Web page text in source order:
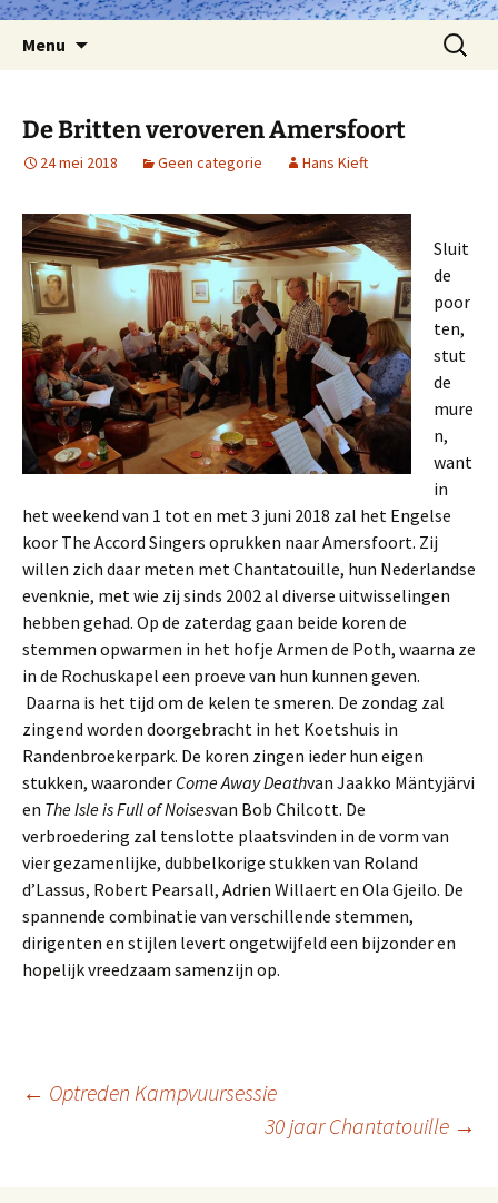
Menu
Zoeken
naar:
De Britten veroveren Amersfoort
24 mei 2018 Geen categorie Hans Kieft
Sluit
de
poor
ten,
stut
de
mure
n,
want
in
het weekend van 1 tot en met 3 juni 2018 zal het Engelse
koor The Accord Singers oprukken naar Amersfoort. Zij
willen zich daar meten met Chantatouille, hun Nederlandse
evenknie, met wie zij sinds 2002 al diverse uitwisselingen
hebben gehad. Op de zaterdag gaan beide koren de
stemmen opwarmen in het hofje Armen de Poth, waarna ze
in de Rochuskapel een proeve van hun kunnen geven.
Daarna is het tijd om de kelen te smeren. De zondag zal
zingend worden doorgebracht in het Koetshuis in
Randenbroekerpark. De koren zingen ieder hun eigen
stukken, waaronder Come Away Deathvan Jaakko Mäntyjärvi
en The Isle is Full of Noisesvan Bob Chilcott. De
verbroedering zal tenslotte plaatsvinden in de vorm van
vier gezamenlijke, dubbelkorige stukken van Roland
d’Lassus, Robert Pearsall, Adrien Willaert en Ola Gjeilo. De
spannende combinatie van verschillende stemmen,
dirigenten en stijlen levert ongetwijfeld een bijzonder en
hopelijk vreedzaam samenzijn op.
Berichtnavigatie
← Optreden Kampvuursessie
30 jaar Chantatouille →